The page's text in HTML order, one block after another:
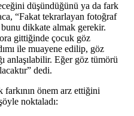
düşündüğünü ya da fark
“Fakat tekrarlayan fotoğraf
dikkate almak gerekir.
gittiğinde çocuk göz
ile muayene edilip, göz
anlaşılabilir. Eğer göz tümörü
dedi.
önem arz ettiğini
noktaladı: